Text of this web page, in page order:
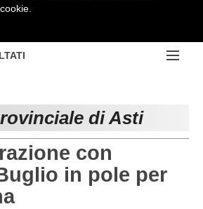
di Asti
con
in pole per